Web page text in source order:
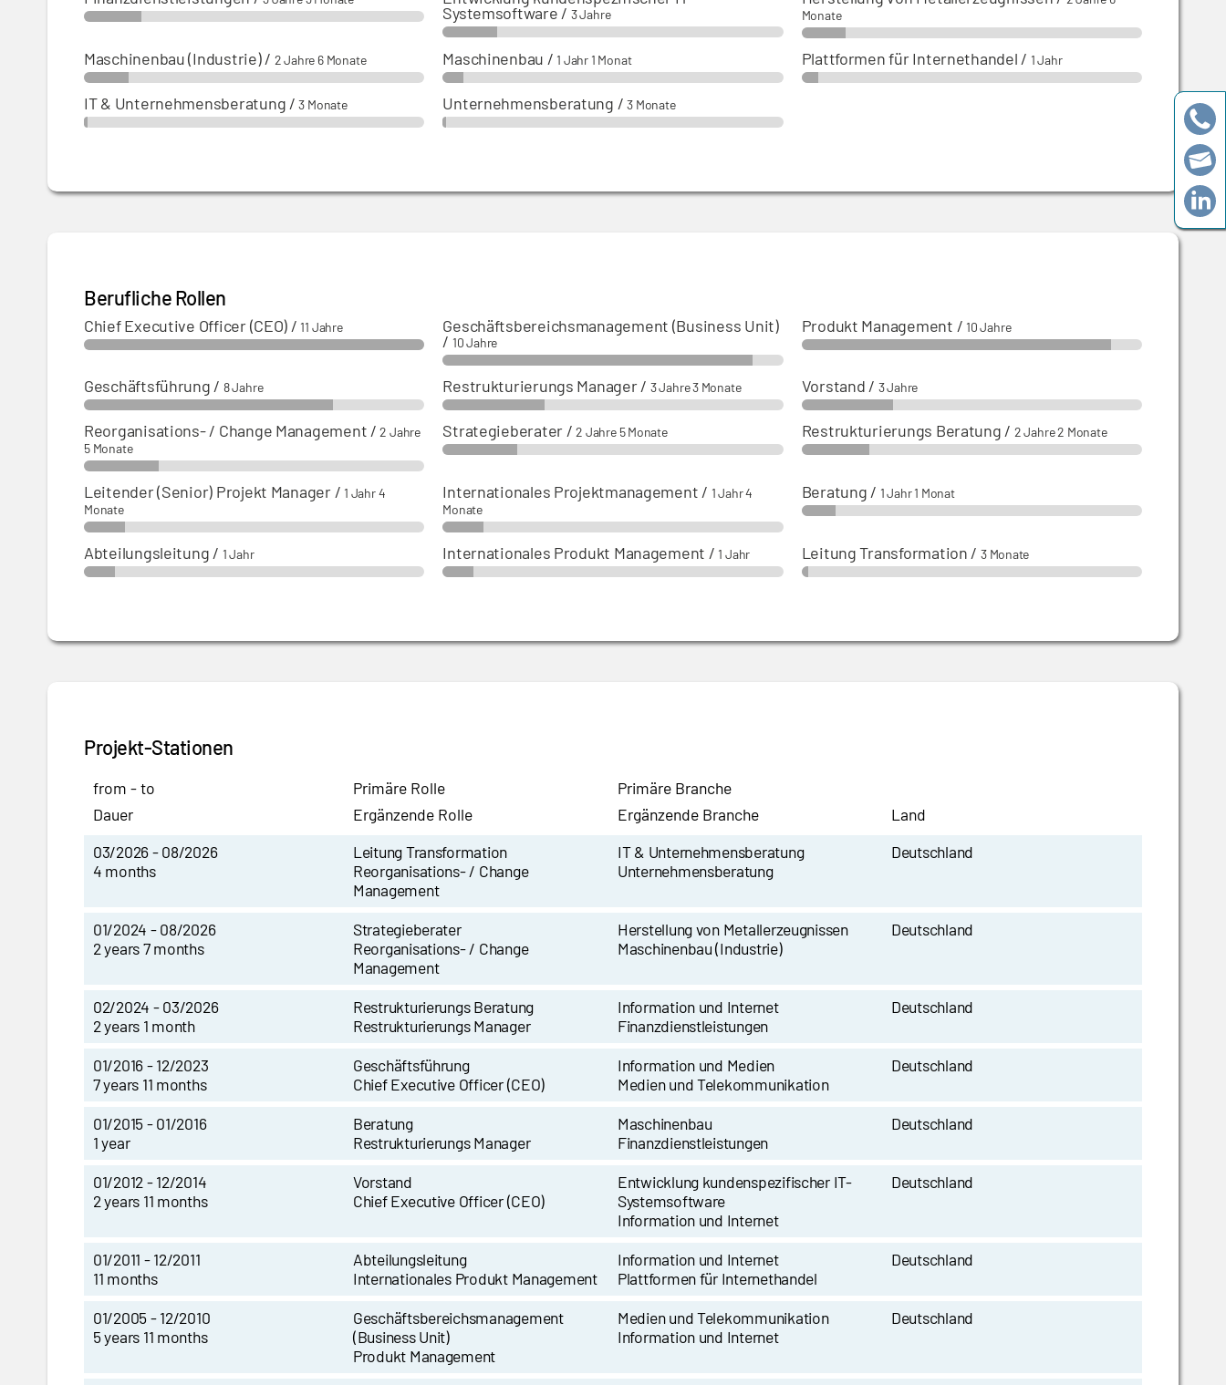
Systemsoftware/ 3 Jahre
Monate
Maschinenbau (Industrie)/ 2 Jahre 6 Monate Maschinenbau /1 Jahr 1 Monat Plattformen für Internethandel/ 1 Jahr
IT & Unternehmensberatung/3 Monate Unternehmensberatung /3 Monate
Berufliche Rollen
Chief Executive Officer (CEO)/11 Jahre Geschäftsbereichsmanagement (Business Unit)
/ 10 Jahre
Produkt Management / 10 Jahre
Geschäftsführung/ 8 Jahre Restrukturierungs Manager/ 3 Jahre 3 Monate Vorstand/ 3 Jahre
Reorganisations- / Change Management/2 Jahre
5 Monate
Strategieberater/2 Jahre 5 Monate Restrukturierungs Beratung/ 2 Jahre 2 Monate
Leitender (Senior) Projekt Manager/1 Jahr 4
Monate
Internationales Projektmanagement/ 1 Jahr 4
Monate
Beratung/ 1 Jahr 1 Monat
Abteilungsleitung/ 1 Jahr Internationales Produkt Management /1 Jahr Leitung Transformation/ 3 Monate
Projekt-Stationen
from - to
Dauer
Primäre Rolle
Ergänzende Rolle
Primäre Branche
Ergänzende Branche
Land
03/2026 - 08/2026
4 months
Leitung Transformation
Reorganisations- / Change
Management
IT & Unternehmensberatung
Unternehmensberatung
Deutschland
01/2024 - 08/2026
2 years 7 months
Strategieberater
Reorganisations- / Change
Management
Herstellung von Metallerzeugnissen
Maschinenbau (Industrie)
Deutschland
02/2024 - 03/2026
2 years 1 month
Restrukturierungs Beratung
Restrukturierungs Manager
Information und Internet
Finanzdienstleistungen
Deutschland
01/2016 - 12/2023
7 years 11 months
Geschäftsführung
Chief Executive Officer (CEO)
Information und Medien
Medien und Telekommunikation
Deutschland
01/2015 - 01/2016
1 year
Beratung
Restrukturierungs Manager
Maschinenbau
Finanzdienstleistungen
Deutschland
01/2012 - 12/2014
2 years 11 months
Vorstand
Chief Executive Officer (CEO)
Entwicklung kundenspezifischer IT-
Systemsoftware
Information und Internet
Deutschland
01/2011 - 12/2011
11 months
Abteilungsleitung
Internationales Produkt Management
Information und Internet
Plattformen für Internethandel
Deutschland
01/2005 - 12/2010
5 years 11 months
Geschäftsbereichsmanagement
(Business Unit)
Produkt Management
Medien und Telekommunikation
Information und Internet
Deutschland